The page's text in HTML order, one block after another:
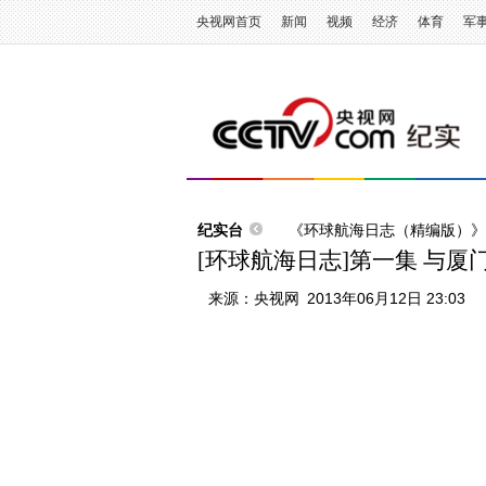
央视网首页 新闻 视频 经济 体育 军
纪实台 《环球航海日志（精编版）》
[环球航海日志]第一集 与厦
来源： 央视网 2013年06月12日 23:03